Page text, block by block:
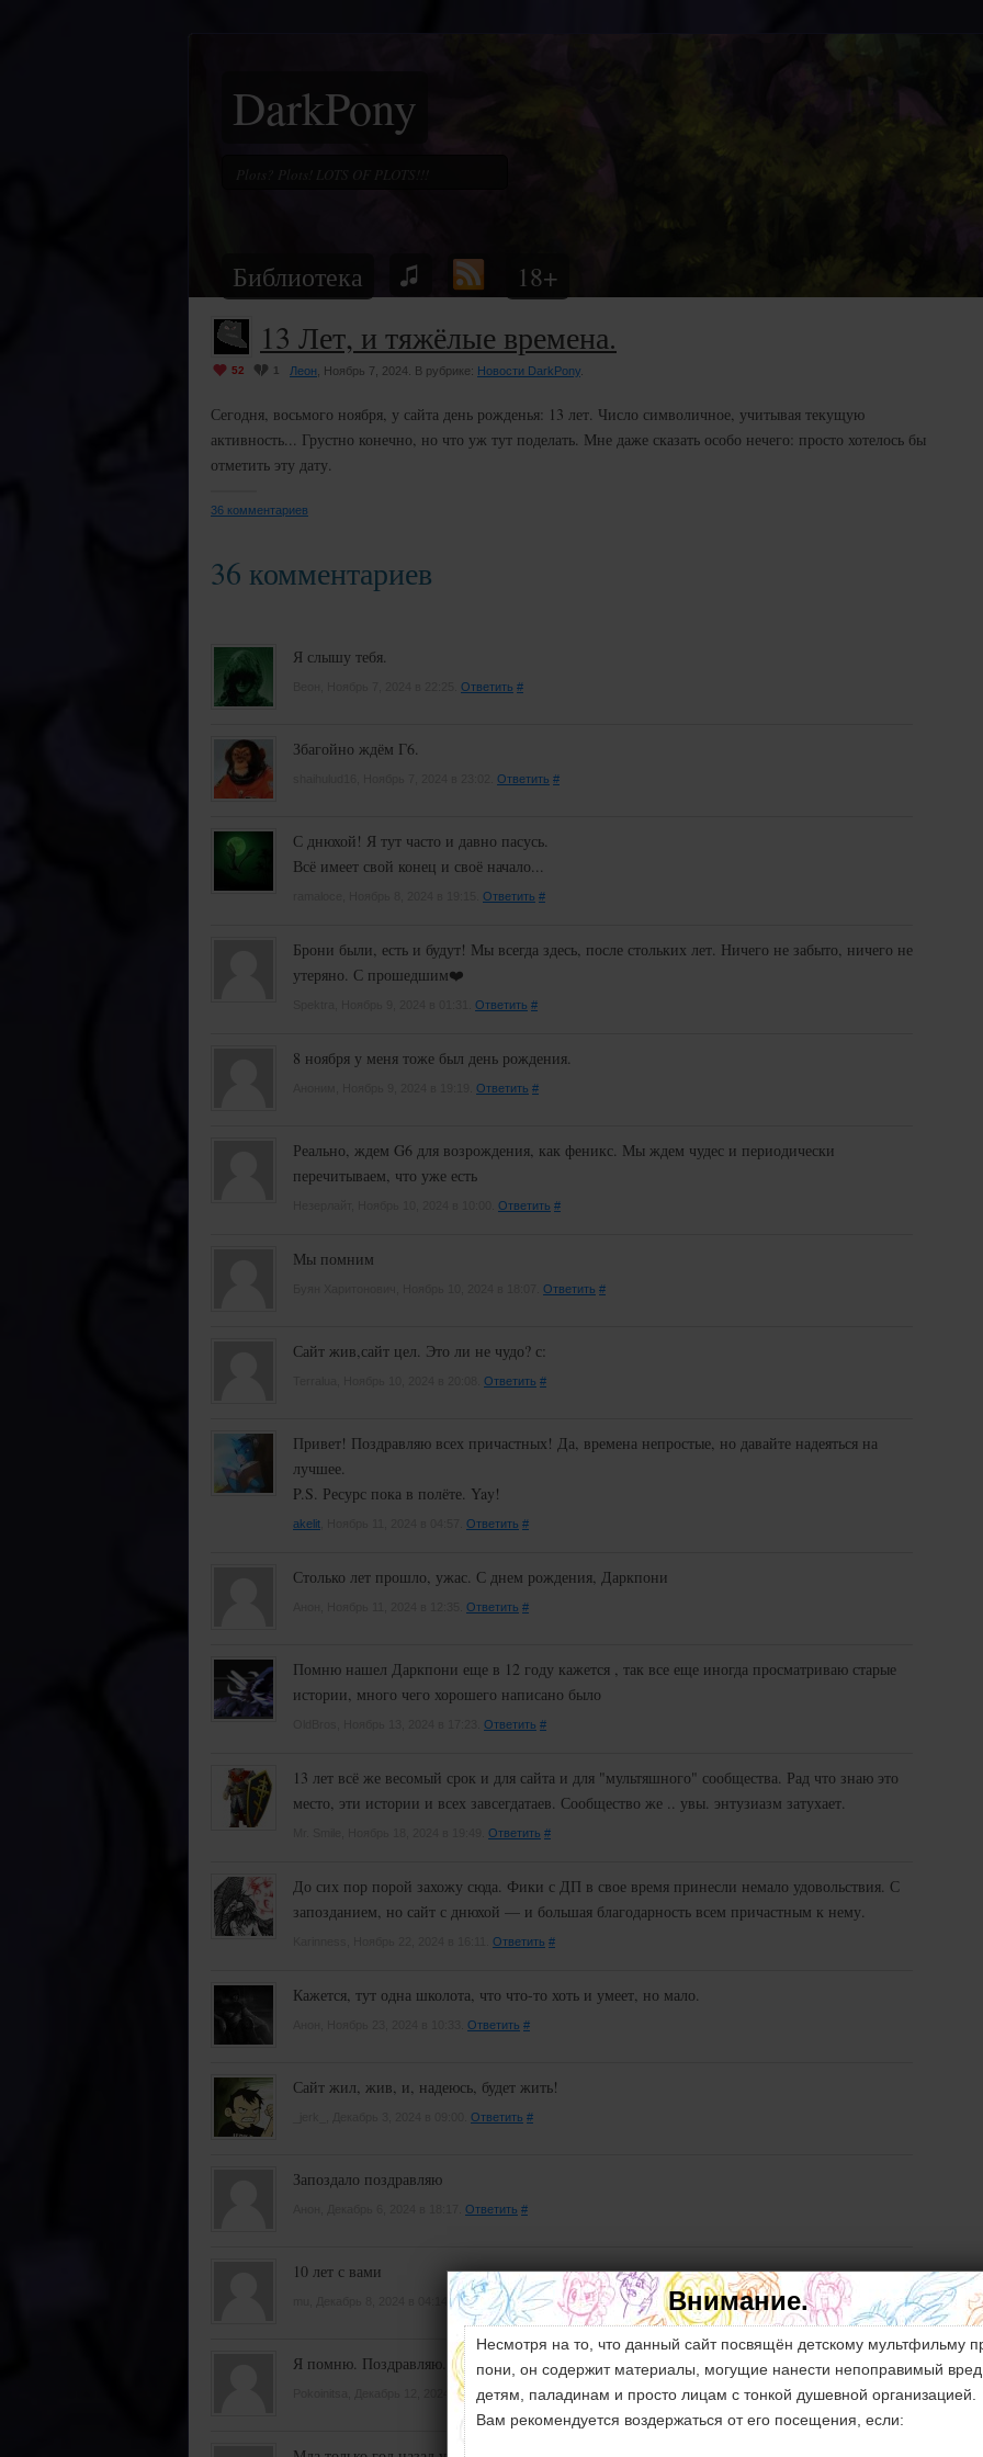
DarkPony
Библиотека 18+
13 Лет, и тяжёлые времена.
52 1 Леон , Ноябрь 7, 2024. В рубрике: Новости DarkPony
Сегодня, восьмого ноября, у сайта день рожденья: 13 лет. Число символичное, учитывая текущую
активность... Грустно конечно, но что уж тут поделать. Мне даже сказать особо нечего: просто хотелось бы
отметить эту дату.
36 комментариев
36 комментариев
Я слышу тебя.
Ответить #
Збагойно ждём Г6.
Ответить #
С днюхой! Я тут часто и давно пасусь.
Всё имеет свой конец и своё начало...
Ответить #
Брони были, есть и будут! Мы всегда здесь, после стольких лет. Ничего не забыто, ничего не
утеряно. С прошедшим❤️
Ответить #
8 ноября у меня тоже был день рождения.
Ответить #
Реально, ждем G6 для возрождения, как феникс. Мы ждем чудес и периодически
перечитываем, что уже есть
Ответить #
Мы помним
Ответить #
Сайт жив,сайт цел. Это ли не чудо? с:
Ответить #
Привет! Поздравляю всех причастных! Да, времена непростые, но давайте надеяться на
лучшее.
P.S. Ресурс пока в полёте. Yay!
akelit Ответить #
Столько лет прошло, ужас. С днем рождения, Даркпони
Ответить #
Помню нашел Даркпони еще в 12 году кажется , так все еще иногда просматриваю старые
истории, много чего хорошего написано было
Ответить #
13 лет всё же весомый срок и для сайта и для "мультяшного" сообщества. Рад что знаю это
место, эти истории и всех завсегдатаев. Сообщество же .. увы. энтузиазм затухает.
Ответить #
До сих пор порой захожу сюда. Фики с ДП в свое время принесли немало удовольствия. С
запозданием, но сайт с днюхой — и большая благодарность всем причастным к нему.
Ответить #
Кажется, тут одна школота, что что-то хоть и умеет, но мало.
Ответить #
Сайт жил, жив, и, надеюсь, будет жить!
Ответить #
Запоздало поздравляю
Ответить #
10 лет с вами
mu, Декабрь 8, 2024 в 04:14.Ответить #
Я помню. Поздравляю. Мы останемся здесь. Единицы хоть и части целого но порознь.
Pokoinitsa, Декабрь 12, 2024 в 20:18.Ответить #
Внимание.
Несмотря на то, что данный сайт посвящён детскому мультфильму
пони, он содержит материалы, могущие нанести непоправимый вред
детям, паладинам и просто лицам с тонкой душевной организацией.
Вам рекомендуется воздержаться от его посещения, если: